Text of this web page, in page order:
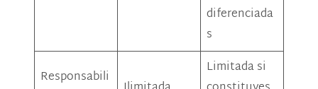
diferenciada
s
Responsabili
Limitada si